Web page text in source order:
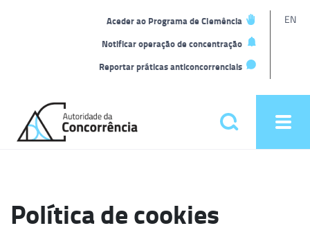
Aceder ao Programa de Clemência
Notificar operação de concentração
Reportar práticas anticoncorrenciais
EN
home
Pesquisar
Política de cookies